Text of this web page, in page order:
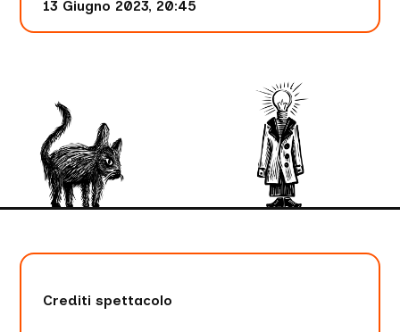
13 Giugno 2023, 20:45
Crediti spettacolo